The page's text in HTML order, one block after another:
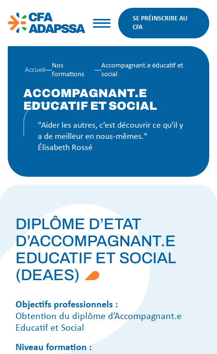
SE PRÉINSCRIRE AU
CFA
Accueil––
Nos
formations
––
Accompagnant.e éducatif et
social
ACCOMPAGNANT.E
EDUCATIF ET SOCIAL
"Aider les autres, c’est découvrir ce qu’il y
a de meilleur en nous-mêmes."
Élisabeth Rossé
DIPLÔME D’ETAT
D’ACCOMPAGNANT.E
EDUCATIF ET SOCIAL
(DEAES)
Objectifs professionnels :
Obtention du diplôme d’Accompagnant.e
Educatif et Social
Niveau formation :